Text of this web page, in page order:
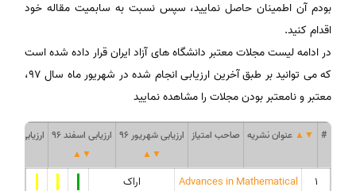
بودم آن اطمینان حاصل نمایید، سپس نسبت به سابمیت مقاله خود
اقدام کنید.
در ادامه لیست مجلات معتبر دانشگاه های آزاد ایران قرار داده شده است
که می توانید بر طبق آخرین ارزیابی انجام شده در شهریور ماه سال 97،
معتبر و نامعتبر بودن مجلات را مشاهده نمایید
#
▲ ▼ صاحب امتیاز ارزیابی شهریور 96
▲ ▼
ارزیابی اسفند 96
▲ ▼
ارزیابی
1
Advances in Mathematical
اراک